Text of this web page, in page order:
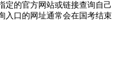
的官方网站或链接查询自己
口的网址通常会在国考结束